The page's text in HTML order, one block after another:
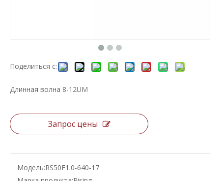
Поделиться с:
Длинная волна 8-12UM
Запрос цены
Модель:RS50F1.0-640-17